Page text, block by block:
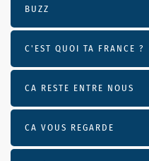
BUZZ
C'EST QUOI TA FRANCE ?
CA RESTE ENTRE NOUS
CA VOUS REGARDE